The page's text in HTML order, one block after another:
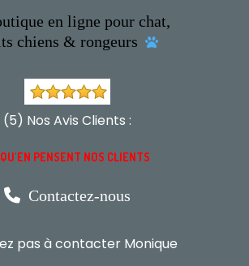
en ligne pour chat,
chiens & rongeurs

(5) Nos Avis Clients :
PENSENT NOS CLIENTS
 Contactez-nous
pas à contacter Monique